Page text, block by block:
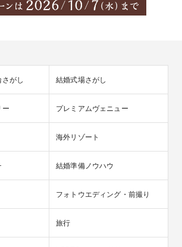
がし 結婚式場さがし
ー プレミアムヴェニュー
海外リゾート
結婚準備ノウハウ
フォトウエディング・前撮り
旅行